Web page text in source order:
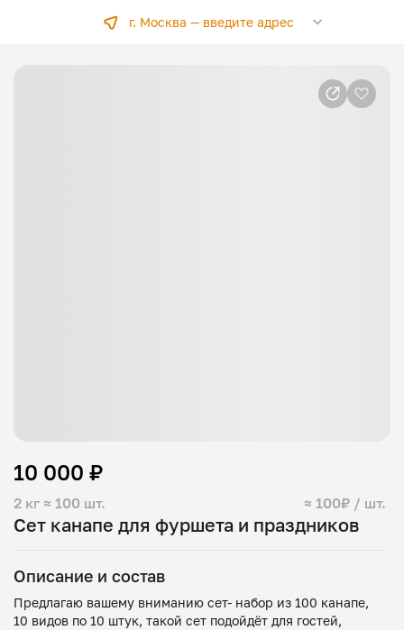
г. Москва —введите адрес
Сет канапе для фуршета и праздников
2 кг ≈ 100 шт. ≈ 100₽ / шт.
10 000 ₽
Описание и состав
Предлагаю вашему вниманию сет- набор из 100 канапе,
10 видов по 10 штук, такой сет подойдёт для гостей,